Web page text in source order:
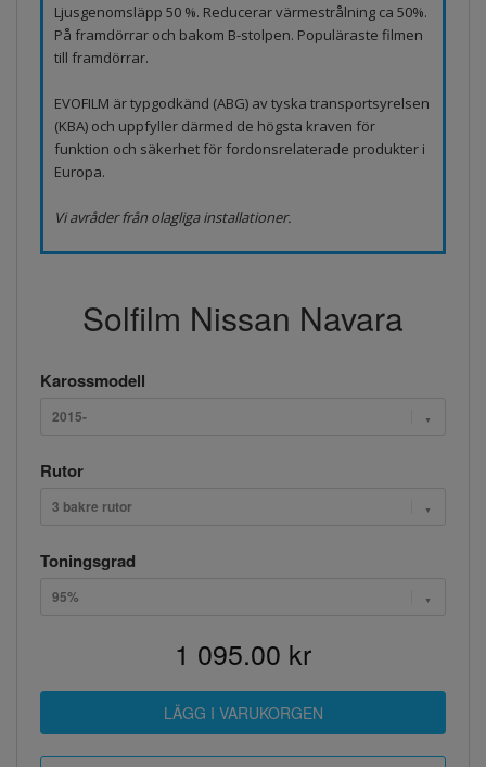
Ljusgenomsläpp 50 %. Reducerar värmestrålning ca 50%.
På framdörrar och bakom B-stolpen. Populäraste filmen
till framdörrar.
EVOFILM är typgodkänd (ABG) av tyska transportsyrelsen
(KBA) och uppfyller därmed de högsta kraven för
funktion och säkerhet för fordonsrelaterade produkter i
Europa.
Vi avråder från olagliga installationer.
Solfilm Nissan Navara
Karossmodell
2015-
Rutor
3 bakre rutor
Toningsgrad
95%
1 095.00 kr